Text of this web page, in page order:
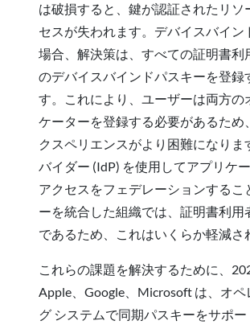
は破損すると、鍵が認証されたリソ
セスが失われます。デバイスバイン
場合、解決策は、すべての証明書利
のデバイスバインドパスキーを登録
す。これにより、ユーザーは両方の
ケーターを登録する必要があるため
クスペリエンスがより困難になりま
バイダー (IdP) を使用してアプリケ
アクセスをフェデレーションするこ
ーを統合した組織では、証明書利用
であるため、これはいくらか軽減さ
これらの課題を解決するために、
Apple、Google、Microsoft は、オペ
グ システムで同期パスキーをサポー